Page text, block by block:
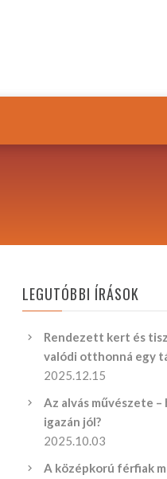
LEGUTÓBBI ÍRÁSOK
Rendezett kert és
valódi otthonná egy
2025.12.15
Az alvás művészete
igazán jól?
2025.10.03
A középkorú férfiak